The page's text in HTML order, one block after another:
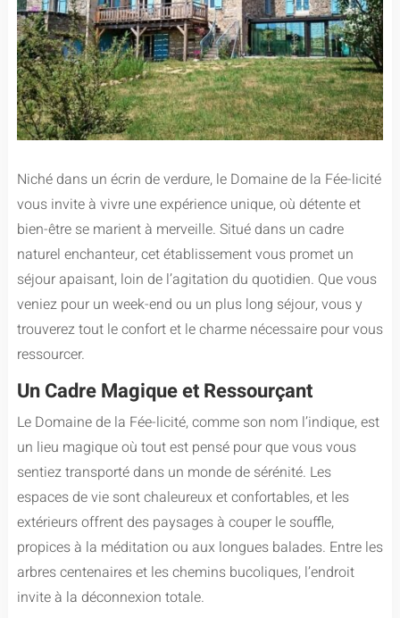
Niché dans un écrin de verdure, le Domaine de la Fée-licité
vous invite à vivre une expérience unique, où détente et
bien-être se marient à merveille. Situé dans un cadre
naturel enchanteur, cet établissement vous promet un
séjour apaisant, loin de l’agitation du quotidien. Que vous
veniez pour un week-end ou un plus long séjour, vous y
trouverez tout le confort et le charme nécessaire pour vous
ressourcer.
Un Cadre Magique et Ressourçant
Le Domaine de la Fée-licité, comme son nom l’indique, est
un lieu magique où tout est pensé pour que vous vous
sentiez transporté dans un monde de sérénité. Les
espaces de vie sont chaleureux et confortables, et les
extérieurs offrent des paysages à couper le souffle,
propices à la méditation ou aux longues balades. Entre les
arbres centenaires et les chemins bucoliques, l’endroit
invite à la déconnexion totale.